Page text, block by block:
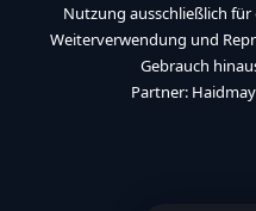
Nutzung ausschließlich
Weiterverwendung und
Gebrauch
Partner: